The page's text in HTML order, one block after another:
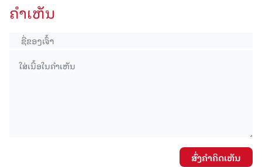
ຄໍາເຫັນ
ສົ່ງຄໍາຄິດເຫັນ